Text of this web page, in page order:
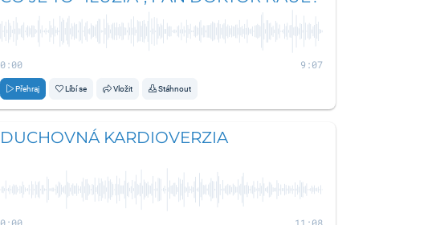
0:00 9:07
Přehraj Líbí se Vložit Stáhnout
DUCHOVNÁ KARDIOVERZIA